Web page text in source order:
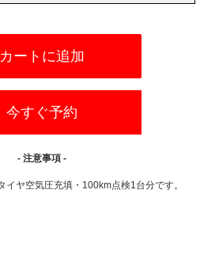
カートに追加
今すぐ予約
- 注意事項 -
イヤ空気圧充填・100km点検1台分です。